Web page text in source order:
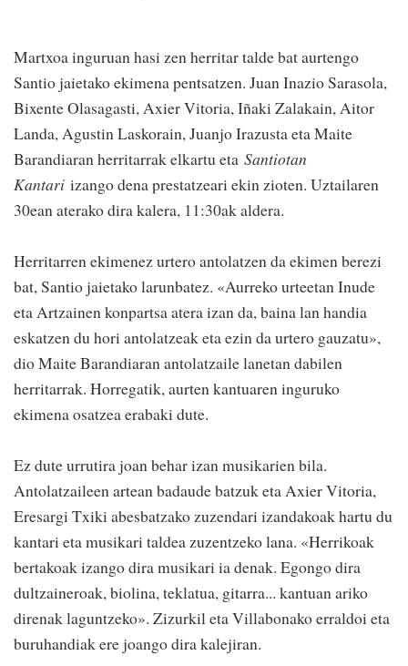
Martxoa inguruan hasi zen herritar talde bat aurtengo
Santio jaietako ekimena pentsatzen. Juan Inazio Sarasola,
Bixente Olasagasti, Axier Vitoria, Iñaki Zalakain, Aitor
Landa, Agustin Laskorain, Juanjo Irazusta eta Maite
Barandiaran herritarrak elkartu eta Santiotan
Kantari izango dena prestatzeari ekin zioten. Uztailaren
30ean aterako dira kalera, 11:30ak aldera.
Herritarren ekimenez urtero antolatzen da ekimen berezi
bat, Santio jaietako larunbatez. «Aurreko urteetan Inude
eta Artzainen konpartsa atera izan da, baina lan handia
eskatzen du hori antolatzeak eta ezin da urtero gauzatu»,
dio Maite Barandiaran antolatzaile lanetan dabilen
herritarrak. Horregatik, aurten kantuaren inguruko
ekimena osatzea erabaki dute.
Ez dute urrutira joan behar izan musikarien bila.
Antolatzaileen artean badaude batzuk eta Axier Vitoria,
Eresargi Txiki abesbatzako zuzendari izandakoak hartu du
kantari eta musikari taldea zuzentzeko lana. «Herrikoak
bertakoak izango dira musikari ia denak. Egongo dira
dultzaineroak, biolina, teklatua, gitarra... kantuan ariko
direnak laguntzeko». Zizurkil eta Villabonako erraldoi eta
buruhandiak ere joango dira kalejiran.